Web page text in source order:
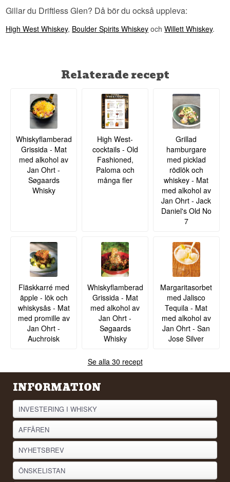
Gillar du Driftless Glen? Då bör du också uppleva:
High West Whiskey, Boulder Spirits Whiskey ochWillett Whiskey.
Relaterade recept
Whiskyflamberad
Grissida - Mat
med alkohol av
Jan Ohrt -
Søgaards
Whisky
High West-
cocktails - Old
Fashioned,
Paloma och
många fler
Grillad
hamburgare
med picklad
rödlök och
whiskey - Mat
med alkohol av
Jan Ohrt - Jack
Daniel's Old No
7
Fläskkarré med
äpple - lök och
whiskysås - Mat
med promille av
Jan Ohrt -
Auchroisk
Whiskyflamberad
Grissida - Mat
med alkohol av
Jan Ohrt -
Søgaards
Whisky
Margaritasorbet
med Jalisco
Tequila - Mat
med alkohol av
Jan Ohrt - San
Jose Silver
Se alla 30 recept
INFORMATION
INVESTERING I WHISKY
AFFÄREN
NYHETSBREV
ÖNSKELISTAN